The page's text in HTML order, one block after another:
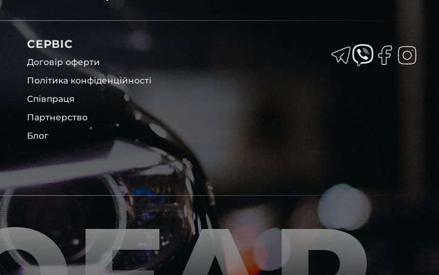
СЕРВІС
Договір оферти
Політика конфіденційності
Співпраця
Партнерство
Блог